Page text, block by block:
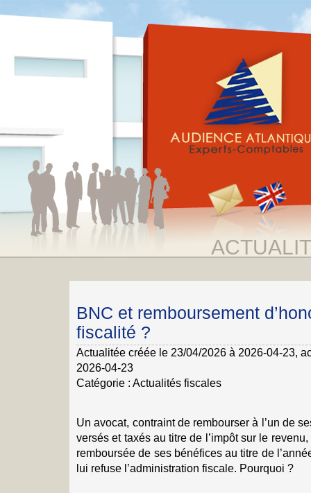
BNC et remboursement
fiscalité ?
Actualitée créée le 23/04/2026 à 2026-04-23,
2026-04-23
Catégorie : Actualités fiscales
Un avocat, contraint de rembourser à l’un de
versés et taxés au titre de l’impôt sur le
remboursée de ses bénéfices au titre de
lui refuse l’administration fiscale. Pourquoi ?